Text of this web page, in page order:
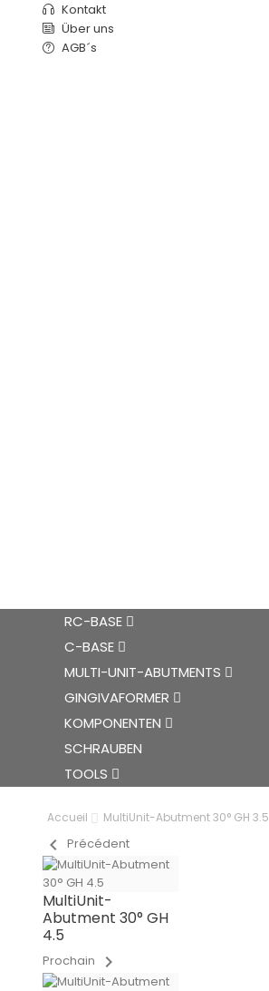
Kontakt
Über uns
AGB´s
RC-BASE
C-BASE
MULTI-UNIT-ABUTMENTS
GINGIVAFORMER
KOMPONENTEN
SCHRAUBEN
TOOLS
Accueil MultiUnit-Abutment 30° GH 3.5
chevron_left Précédent
MultiUnit-
Abutment 30° GH
4.5
Prochain chevron_right